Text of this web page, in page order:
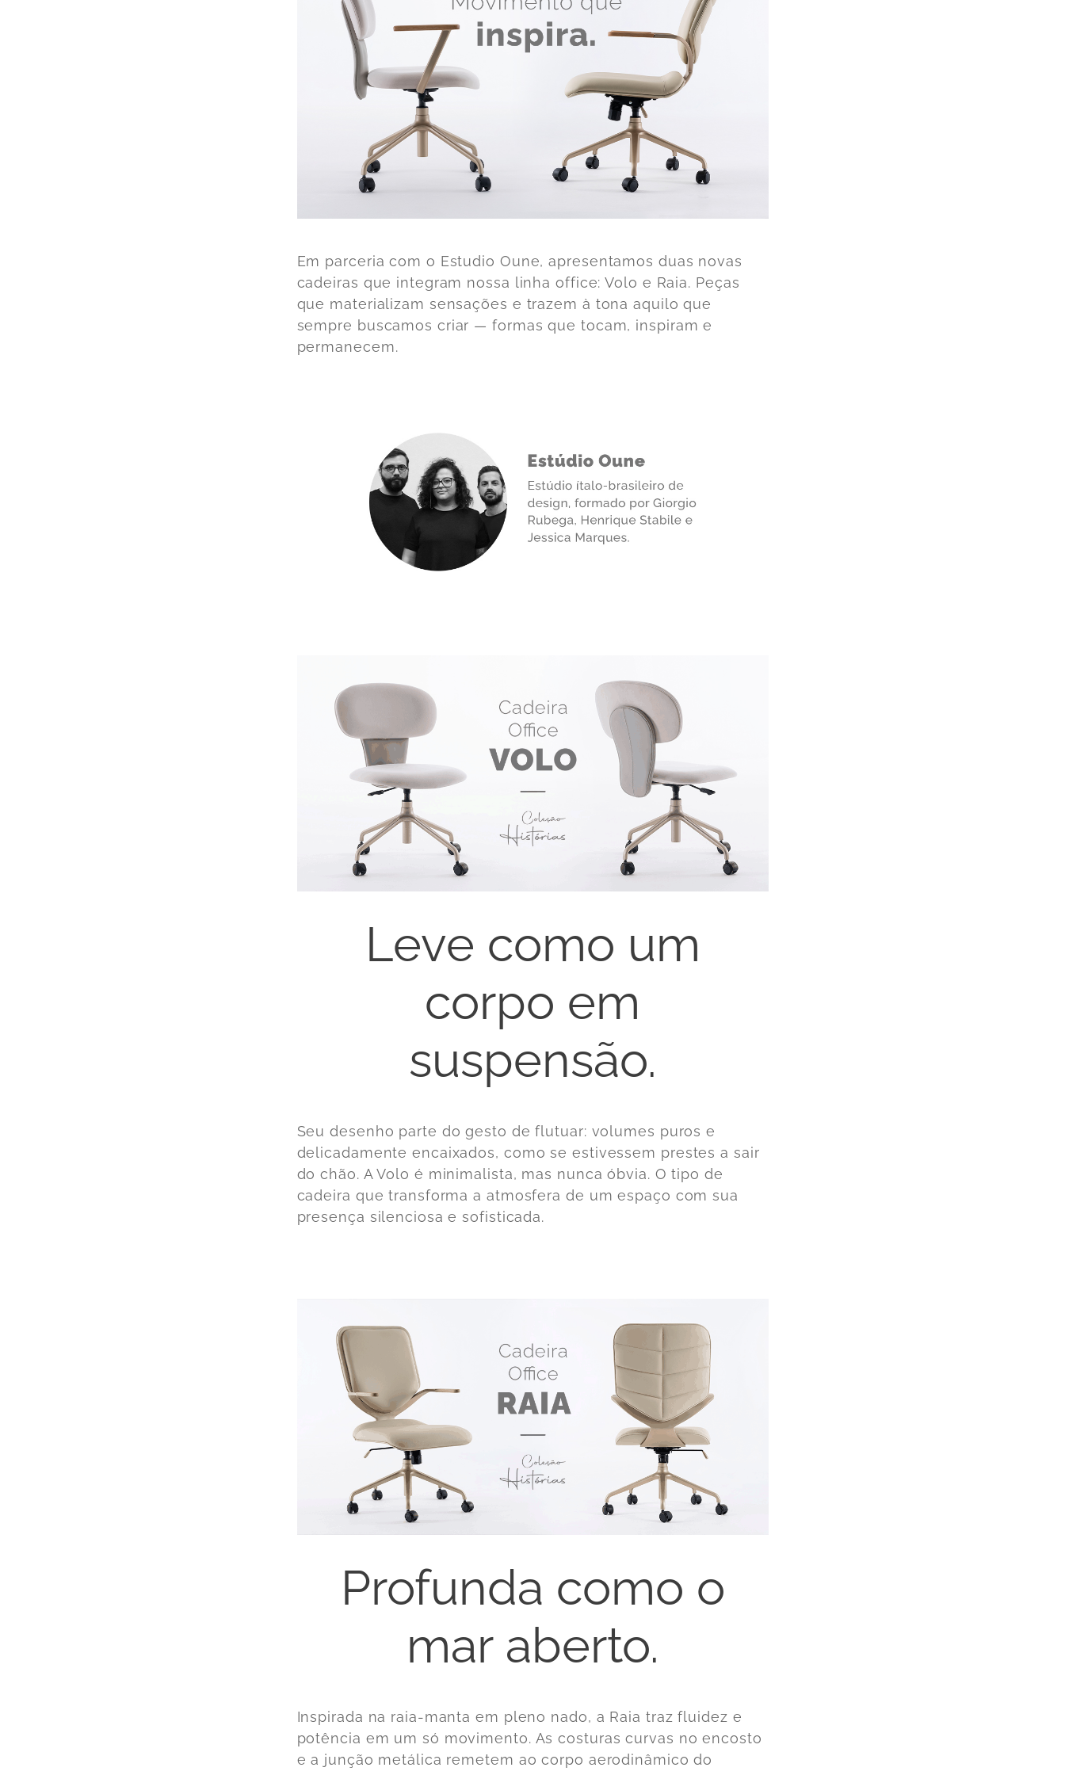
Em parceria com o Estudio Oune, apresentamos duas novas
cadeiras que integram nossa linha office: Volo e Raia. Peças
que materializam sensações e trazem à tona aquilo que
sempre buscamos criar — formas que tocam, inspiram e
permanecem.
Leve como um
corpo em
suspensão.
Seu desenho parte do gesto de flutuar: volumes puros e
delicadamente encaixados, como se estivessem prestes a sair
do chão. A Volo é minimalista, mas nunca óbvia. O tipo de
cadeira que transforma a atmosfera de um espaço com sua
presença silenciosa e sofisticada.
Profunda como o
mar aberto.
Inspirada na raia-manta em pleno nado, a Raia traz fluidez e
potência em um só movimento. As costuras curvas no encosto
e a junção metálica remetem ao corpo aerodinâmico do